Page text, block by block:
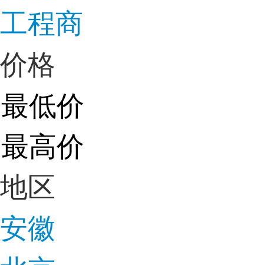
工程商
价格
地区
安徽